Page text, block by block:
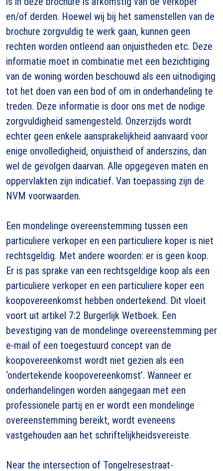
en/of derden. Hoewel wij bij het samenstellen van de
brochure zorgvuldig te werk gaan, kunnen geen
rechten worden ontleend aan onjuistheden etc. Deze
informatie moet in combinatie met een bezichtiging
van de woning worden beschouwd als een uitnodiging
tot het doen van een bod of om in onderhandeling te
treden. Deze informatie is door ons met de nodige
zorgvuldigheid samengesteld. Onzerzijds wordt
echter geen enkele aansprakelijkheid aanvaard voor
enige onvolledigheid, onjuistheid of anderszins, dan
wel de gevolgen daarvan. Alle opgegeven maten en
oppervlakten zijn indicatief. Van toepassing zijn de
NVM voorwaarden.
Een mondelinge overeenstemming tussen een
particuliere verkoper en een particuliere koper is niet
rechtsgeldig. Met andere woorden: er is geen koop.
Er is pas sprake van een rechtsgeldige koop als een
particuliere verkoper en een particuliere koper een
koopovereenkomst hebben ondertekend. Dit vloeit
voort uit artikel 7:2 Burgerlijk Wetboek. Een
bevestiging van de mondelinge overeenstemming per
e-mail of een toegestuurd concept van de
koopovereenkomst wordt niet gezien als een
‘ondertekende koopovereenkomst’. Wanneer er
onderhandelingen worden aangegaan met een
professionele partij en er wordt een mondelinge
overeenstemming bereikt, wordt eveneens
vastgehouden aan het schriftelijkheidsvereiste.
Near the intersection of Tongelresestraat-